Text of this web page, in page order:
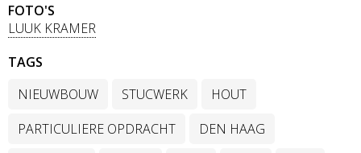
FOTO'S
LUUK KRAMER
TAGS
NIEUWBOUW
STUCWERK
HOUT
PARTICULIERE OPDRACHT
DEN HAAG